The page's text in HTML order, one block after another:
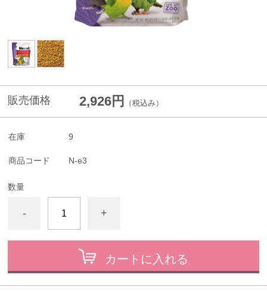
販売価格 2,926円 （税込み）
在庫 9
商品コード N-e3
数量
- +
カートに入れる